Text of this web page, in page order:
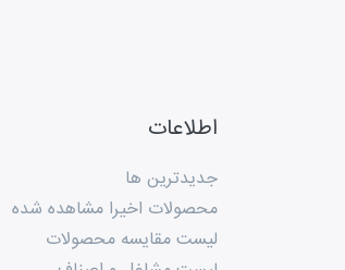
اطلاعات
جدیدترین ها
محصولات اخیرا مشاهده شده
لیست مقایسه محصولات